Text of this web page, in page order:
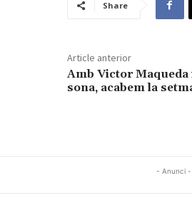
Share
Article anterior
Amb Victor Maqueda
sona, acabem la
- Anunci -